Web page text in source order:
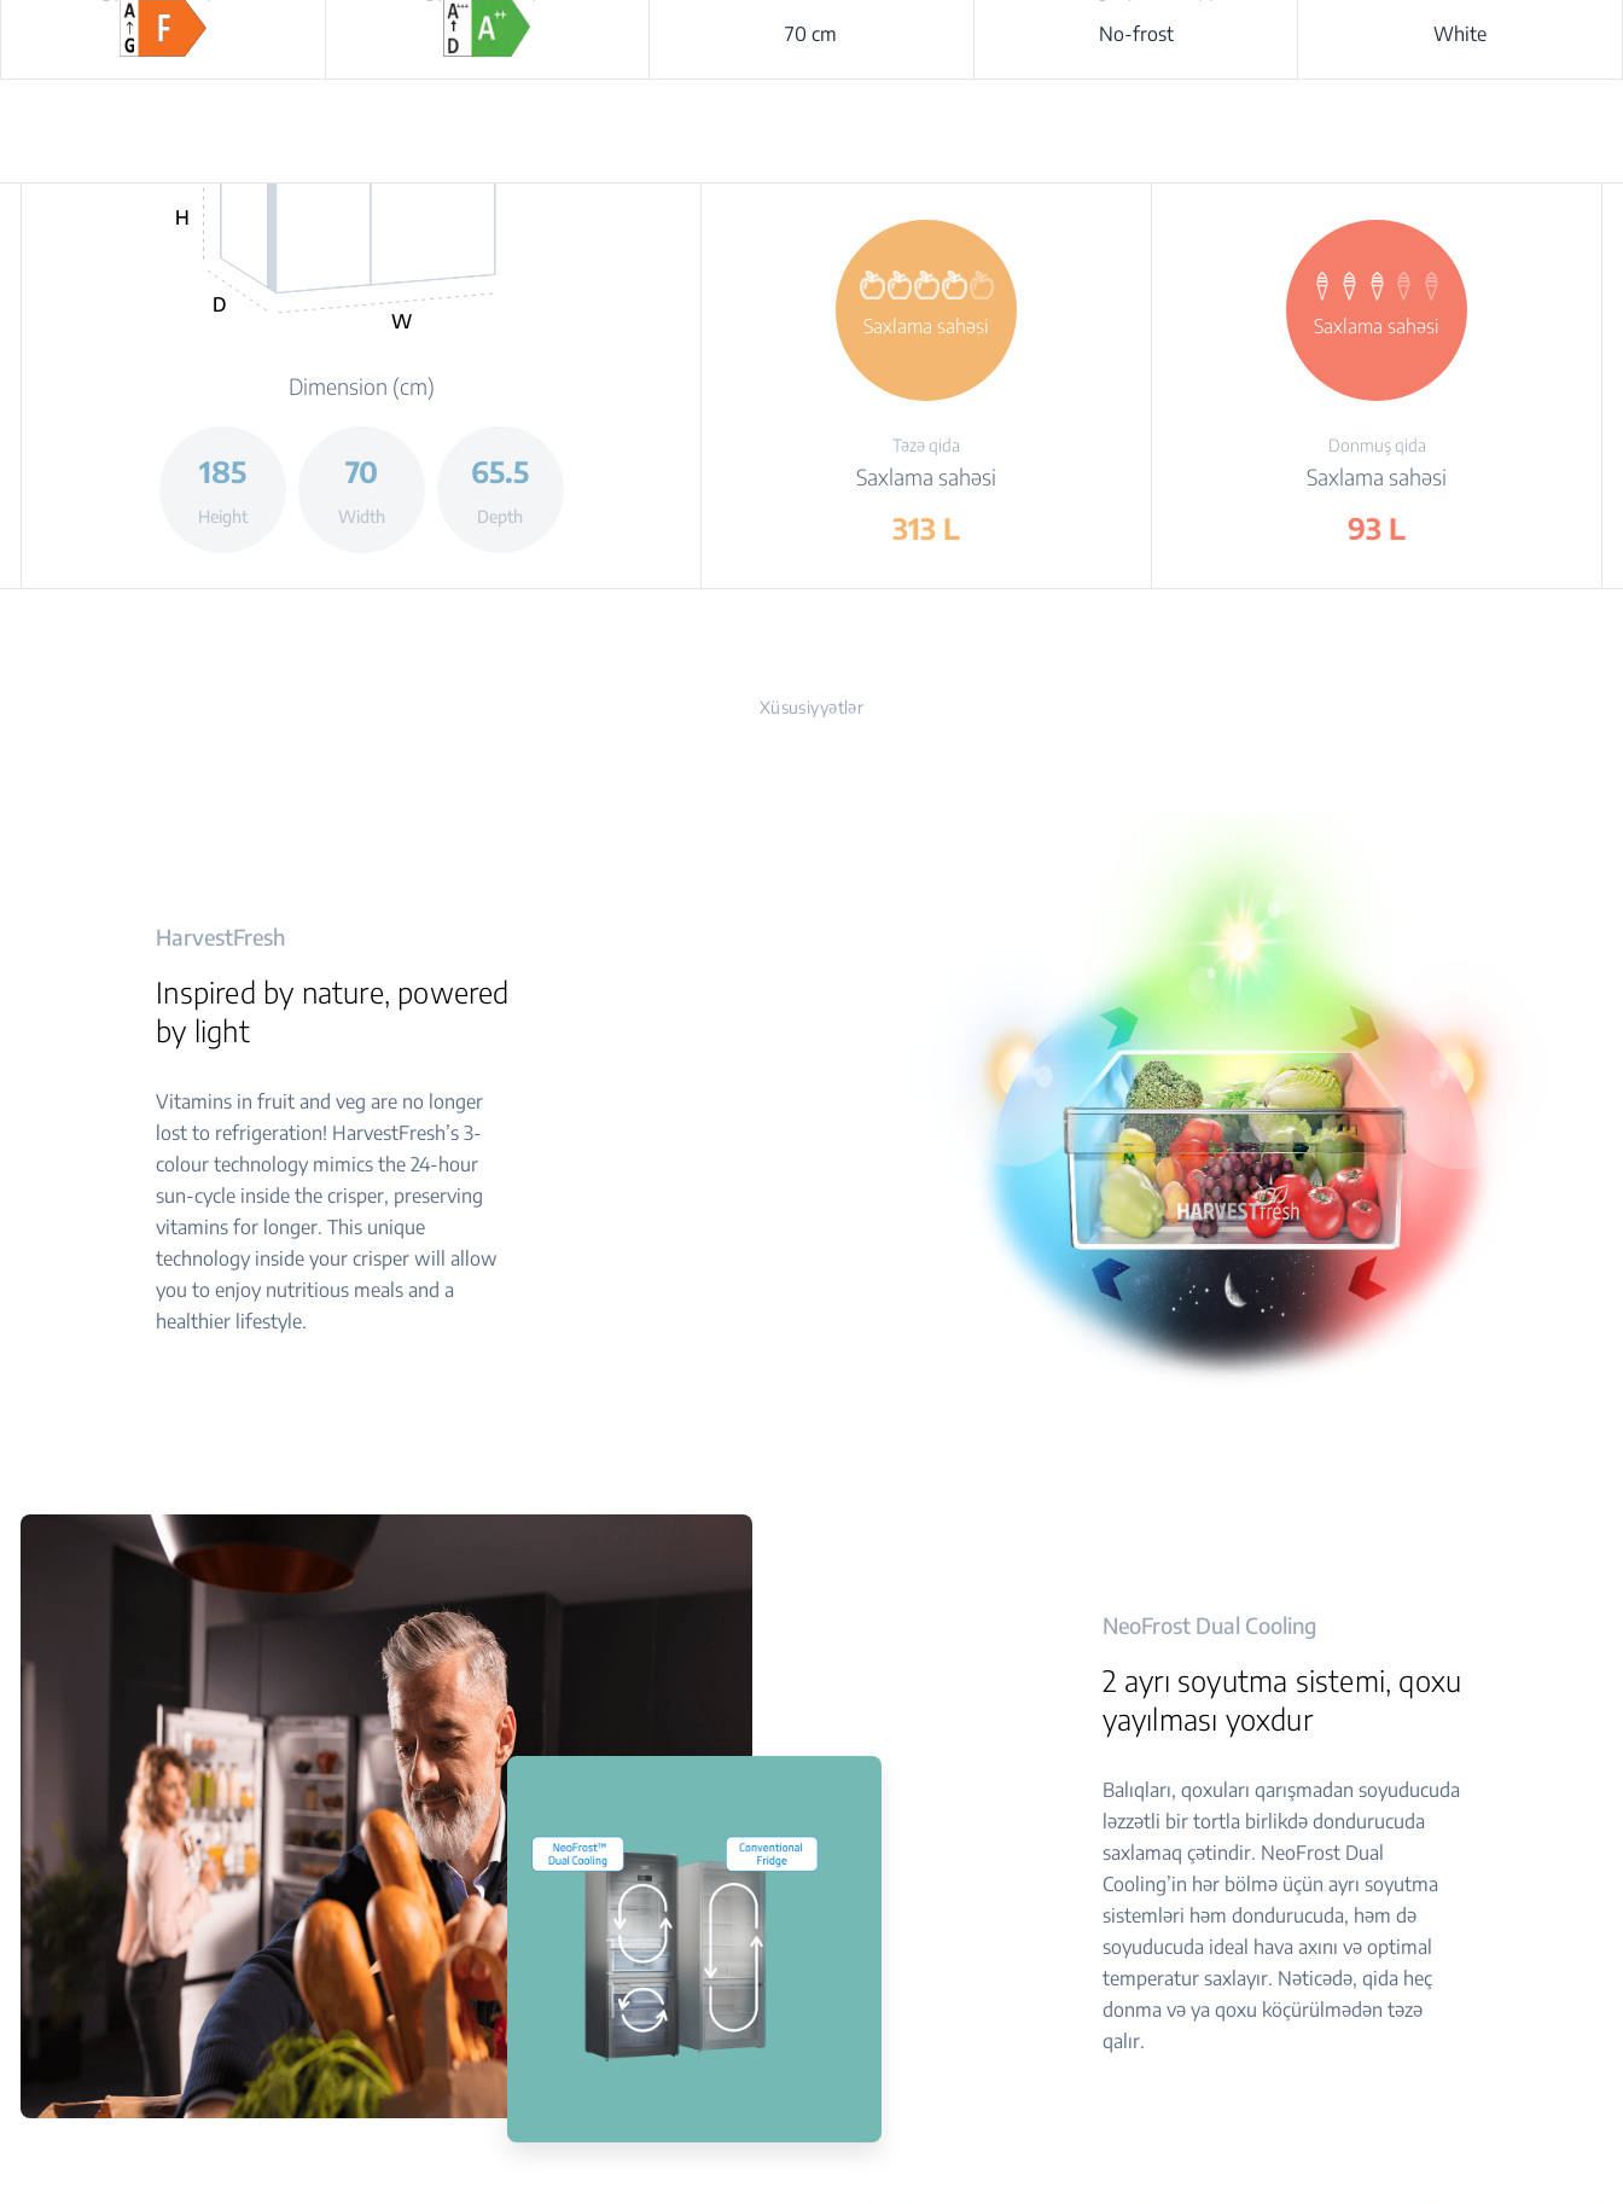
70 cm
No-frost
White
H
D
W
Dimension (cm)
185
Height
70
Width
65.5
Depth
Saxlama sahəsi
Təzə qida
Saxlama sahəsi
313 L
Saxlama sahəsi
Donmuş qida
Saxlama sahəsi
93 L
Xüsusiyyətlər
HarvestFresh
Inspired by nature, powered
by light
Vitamins in fruit and veg are no longer
lost to refrigeration! HarvestFresh’s 3-
colour technology mimics the 24-hour
sun-cycle inside the crisper, preserving
vitamins for longer. This unique
technology inside your crisper will allow
you to enjoy nutritious meals and a
healthier lifestyle.
NeoFrost Dual Cooling
2 ayrı soyutma sistemi, qoxu
yayılması yoxdur
Balıqları, qoxuları qarışmadan soyuducuda
ləzzətli bir tortla birlikdə dondurucuda
saxlamaq çətindir. NeoFrost Dual
Cooling’in hər bölmə üçün ayrı soyutma
sistemləri həm dondurucuda, həm də
soyuducuda ideal hava axını və optimal
temperatur saxlayır. Nəticədə, qida heç
donma və ya qoxu köçürülmədən təzə
qalır.